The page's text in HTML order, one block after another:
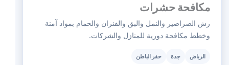
مكافحة حشرات
رش الصراصير والنمل والبق والفئران والحمام بمواد آمنة
وخطط مكافحة دورية للمنازل والشركات.
الرياض جدة حفر الباطن